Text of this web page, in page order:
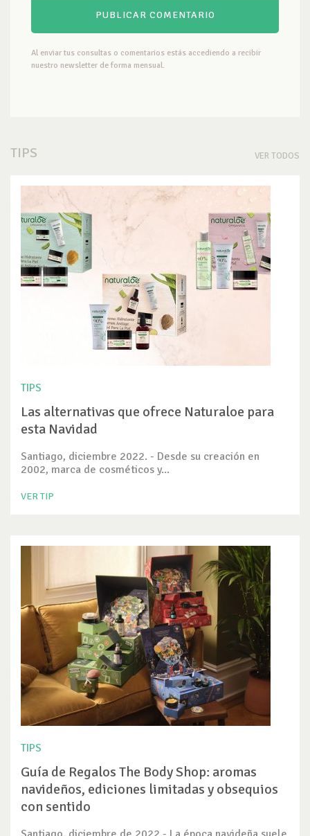
Al enviar tus consultas o comentarios estás accediendo a recibir
nuestro newsletter de forma mensual.
TIPS VER TODOS
TIPS
Las alternativas que ofrece Naturaloe para
esta Navidad
Santiago, diciembre 2022. - Desde su creación en
2002, marca de cosméticos y...
VER TIP
TIPS
Guía de Regalos The Body Shop: aromas
navideños, ediciones limitadas y obsequios
con sentido